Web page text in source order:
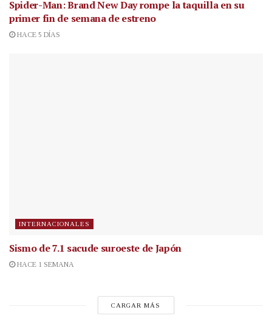
Spider-Man: Brand New Day rompe la taquilla en su
primer fin de semana de estreno
HACE 5 DÍAS
INTERNACIONALES
Sismo de 7.1 sacude suroeste de Japón
HACE 1 SEMANA
CARGAR MÁS